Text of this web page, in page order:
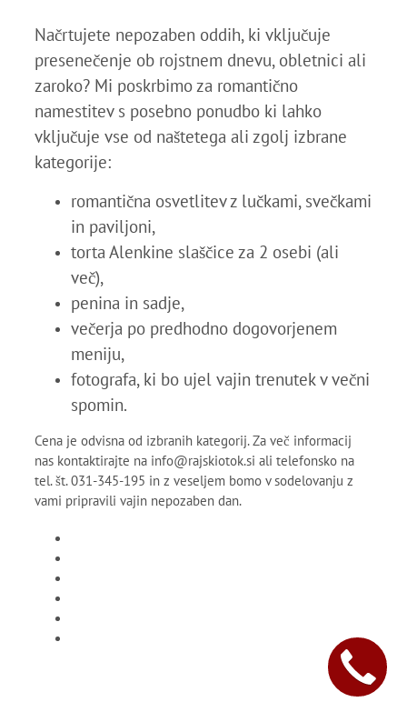
Načrtujete nepozaben oddih, ki vključuje
presenečenje ob rojstnem dnevu, obletnici ali
zaroko? Mi poskrbimo za romantično
namestitev s posebno ponudbo ki lahko
vključuje vse od naštetega ali zgolj izbrane
kategorije:
romantična osvetlitev z lučkami, svečkami
in paviljoni,
torta Alenkine slaščice za 2 osebi (ali
več),
penina in sadje,
večerja po predhodno dogovorjenem
meniju,
fotografa, ki bo ujel vajin trenutek v večni
spomin.
Cena je odvisna od izbranih kategorij. Za več informacij
nas kontaktirajte na info@rajskiotok.si ali telefonsko na
tel. št. 031-345-195 in z veseljem bomo v sodelovanju z
vami pripravili vajin nepozaben dan.